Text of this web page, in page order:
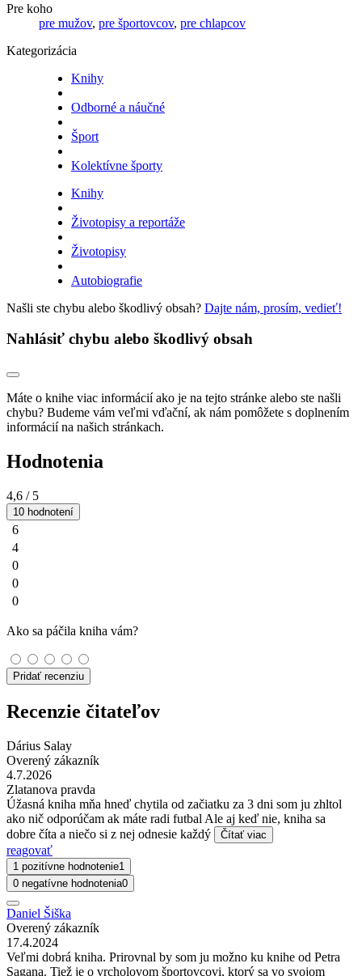
Pre koho
pre mužov, pre športovcov, pre chlapcov
Kategorizácia
Knihy
Odborné a náučné
Šport
Kolektívne športy
Knihy
Životopisy a reportáže
Životopisy
Autobiografie
Našli ste chybu alebo škodlivý obsah? Dajte nám, prosím, vedieť!
Nahlásiť chybu alebo škodlivý obsah
Máte o knihe viac informácií ako je na tejto stránke alebo ste našli
chybu? Budeme vám veľmi vďační, ak nám pomôžete s doplnením
informácií na našich stránkach.
Hodnotenia
4,6 / 5
10 hodnotení
6
4
0
0
0
Ako sa páčila kniha vám?
Pridať recenziu
Recenzie čitateľov
Dárius Salay
Overený zákazník
4.7.2026
Zlatanova pravda
Úžasná kniha mňa hneď chytila od začiatku za 3 dni som ju zhltol
ako nič odporúčam ak máte radi futbal Ale aj keď nie, kniha sa
dobre číta a niečo si z nej odnesie každý
Čítať viac
reagovať
1 pozitívne hodnotenie1
0 negatívne hodnotenia0
Daniel Šiška
Overený zákazník
17.4.2024
Veľmi dobrá kniha. Prirovnal by som ju možno ku knihe od Petra
Sagana. Tiež je o vrcholovom športovcovi, ktorý sa vo svojom